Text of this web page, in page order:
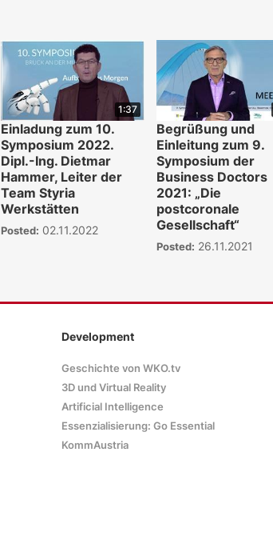
1:37
Einladung zum 10.
Symposium 2022.
Dipl.-Ing. Dietmar
Hammer, Leiter der
Team Styria
Werkstätten
Posted: 02.11.2022
Begrüßung und
Einleitung zum 9.
Symposium der
Business Doctors
2021: „Die
postcoronale
Gesellschaft“
Posted: 26.11.2021
Development
Geschichte von WKO.tv
3D und Virtual Reality
Artificial Intelligence
Essenzialisierung: Go Essential
KommAustria